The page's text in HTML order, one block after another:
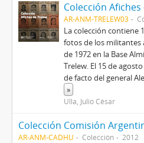
Colección
AR-ANM-TRELEW03
La colección contiene
fotos de los militantes
de 1972 en la Base
Trelew. El 15 de
de facto del general
»
Ulla, Julio César
AR-ANM-CADHU Colección 2012